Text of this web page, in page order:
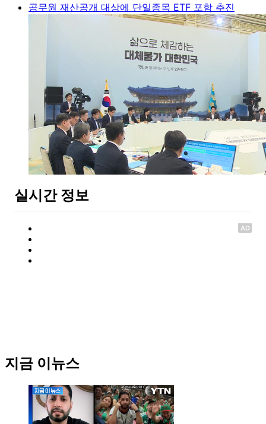
공무원 재산공개 대상에 단일종목 ETF 포함 추진
실시간 정보
AD
지금 이뉴스